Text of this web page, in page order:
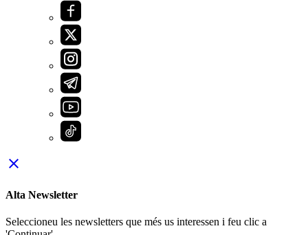
close
Alta Newsletter
Seleccioneu les newsletters que més us interessen i feu clic a